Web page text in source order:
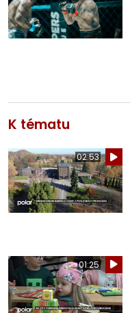
K tématu
02:53
01:25